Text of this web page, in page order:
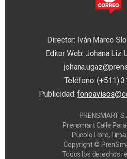
Director: Iván Marco
Editor Web: Johana Liz
Teléfono: (+511)
Publicidad:
PRENSMART
Prensmart Calle
Pueblo Libre,
Copyright ©
Todos los derechos